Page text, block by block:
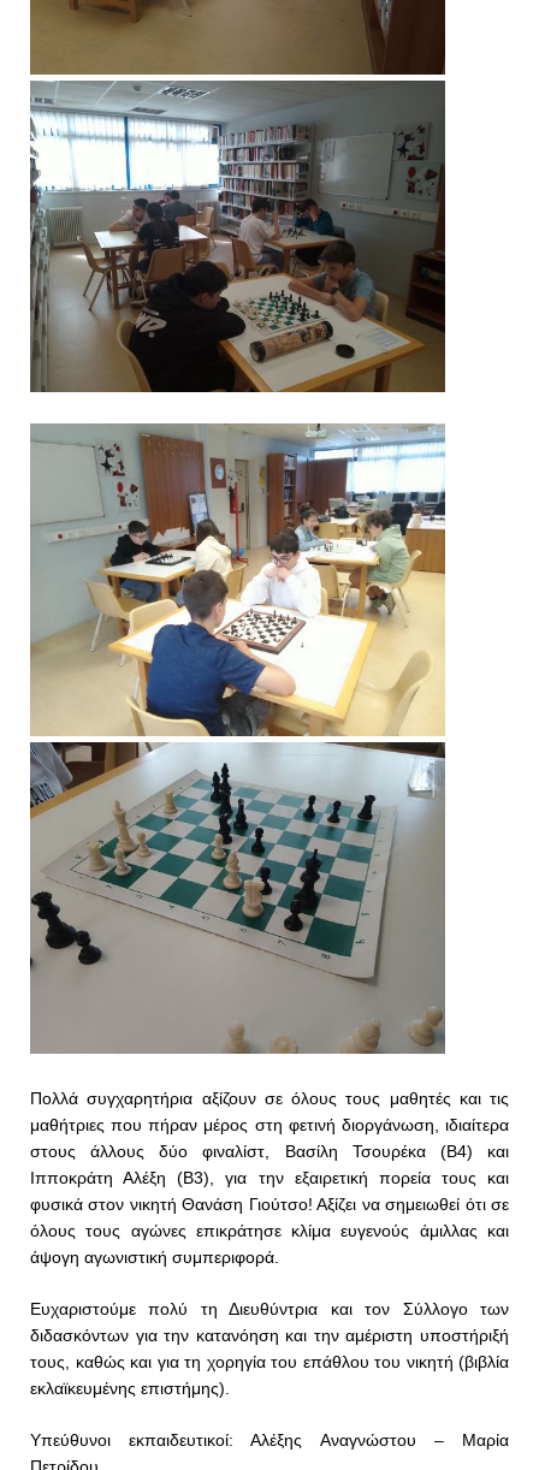
Πολλά συγχαρητήρια αξίζουν σε όλους τους μαθητές και τις
μαθήτριες που πήραν μέρος στη φετινή διοργάνωση, ιδιαίτερα
στους άλλους δύο φιναλίστ, Βασίλη Τσουρέκα (Β4) και
Ιπποκράτη Αλέξη (Β3), για την εξαιρετική πορεία τους και
φυσικά στον νικητή Θανάση Γιούτσο! Αξίζει να σημειωθεί ότι σε
όλους τους αγώνες επικράτησε κλίμα ευγενούς άμιλλας και
άψογη αγωνιστική συμπεριφορά.
Ευχαριστούμε πολύ τη Διευθύντρια και τον Σύλλογο των
διδασκόντων για την κατανόηση και την αμέριστη υποστήριξή
τους, καθώς και για τη χορηγία του επάθλου του νικητή (βιβλία
εκλαϊκευμένης επιστήμης).
Υπεύθυνοι εκπαιδευτικοί: Αλέξης Αναγνώστου – Μαρία
Πετρίδου